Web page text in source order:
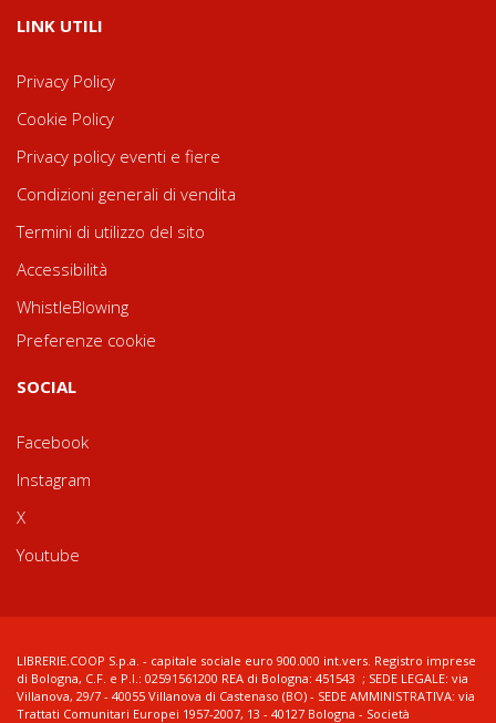
LINK UTILI
Privacy Policy
Cookie Policy
Privacy policy eventi e fiere
Condizioni generali di vendita
Termini di utilizzo del sito
Accessibilità
WhistleBlowing
Preferenze cookie
SOCIAL
Facebook
Instagram
X
Youtube
LIBRERIE.COOP S.p.a. - capitale sociale euro 900.000 int.vers. Registro imprese
di Bologna, C.F. e P.I.: 02591561200 REA di Bologna: 451543 ; SEDE LEGALE: via
Villanova, 29/7 - 40055 Villanova di Castenaso (BO) - SEDE AMMINISTRATIVA: via
Trattati Comunitari Europei 1957-2007, 13 - 40127 Bologna - Società